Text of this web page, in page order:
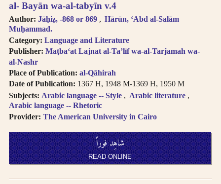
of the books. As
searching
technologies for
Arabic OCR develop,
we intend to
introduce full-text
searching.
Books in multi-
volume works
appear as separate
search results. In
click on “view
related titles” to
read the other
Click on hyper-
سنقوم بتوفير هذا البحث
المحارف باللغة العربية في
العربية
العنا وين المتعددة الأجزاء تظهر
في نتائج البحث منفصلة
اضغط على “شاهد العناوين
المتعلقة” لتقرأ بقية الأجزاء
اضغط على الروابط لمزيد من
الكتب في نفس الفئة
al- Bayān wa-al-tabyīn v.4
Author: Jāḥiẓ, -868 or 869
Hārūn, ʻAbd al-Salām
Muḥammad.
Category: Language and Literature
Publisher: Maṭbaʻat Lajnat al-Taʼlīf wa-al-Tarjamah wa-
al-Nashr
Place of Publication: al-Qāhirah
Date of Publication: 1367 H, 1948 M-1369 H, 1950 M
Subjects: Arabic language -- Style
Arabic literature
Arabic language -- Rhetoric
Provider: The American University in Cairo
شاهِد فوراً
READ ONLINE